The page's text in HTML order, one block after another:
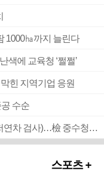
1000㏊까지 늘린다
색에 교육청 ‘쩔쩔’
힌 지역기업 응원
수순
■ 검사 신분 버리고 직급하향(10년 이하 저연차 검사)…檢 중수청행 기피
스포츠 +